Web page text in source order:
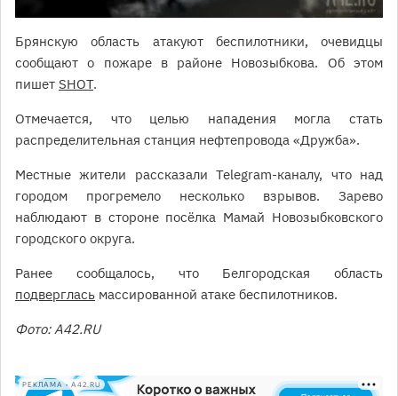
Брянскую область атакуют беспилотники, очевидцы
сообщают о пожаре в районе Новозыбкова. Об этом
пишет SHOT.
Отмечается, что целью нападения могла стать
распределительная станция нефтепровода «Дружба».
Местные жители рассказали Telegram-каналу, что над
городом прогремело несколько взрывов. Зарево
наблюдают в стороне посëлка Мамай Новозыбковского
городского округа.
Ранее сообщалось, что Белгородская область
подверглась массированной атаке беспилотников.
Фото: А42.RU
РЕКЛАМА • A42.RU